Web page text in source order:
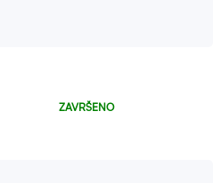
ZAVRŠENO